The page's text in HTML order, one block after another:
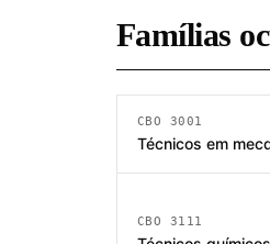
Famílias
CBO 3001
Técnicos em
CBO 3111